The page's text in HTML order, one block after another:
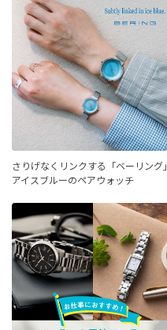
さりげなくリンクする「ベーリング」
アイスブルーのペアウォッチ